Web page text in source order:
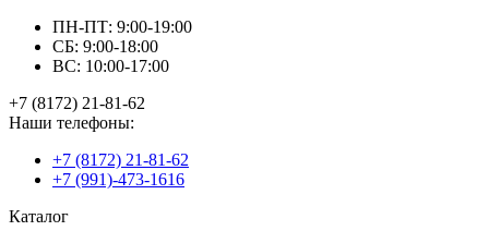
ПН-ПТ: 9:00-19:00
СБ: 9:00-18:00
ВС: 10:00-17:00
+7 (8172) 21-81-62
Наши телефоны:
+7 (8172) 21-81-62
+7 (991)-473-1616
Каталог